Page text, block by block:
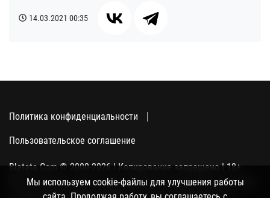
14.03.2021 00:35
Политика конфиденциальности
Пользовательское соглашение
Blatata.Com © 2000-2026 | Копирование запрещено | 18+
Использование сайта подразумевает ваше полное согласие
Мы используем cookie-файлы для улучшения работы